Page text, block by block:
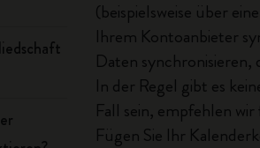
(beispielsweise über
Ihrem Kontoanbieter
Daten synchronisieren,
In der Regel gibt es
Fall sein, empfehlen
Fügen Sie Ihr